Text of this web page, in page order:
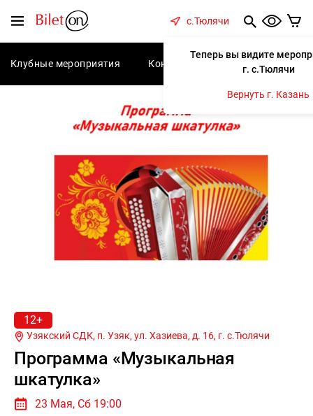
Меню
с.Тюлячи
Теперь вы видите
г. с.Тюлячи
Вернуть г. Казань
Клубные мероприятия Концерты Спектакли
12+
Узякский СДК, п. Узяк, ул. Хазиева, д. 16, г. с.Тюлячи
Программа «Музыкальная
шкатулка»
23 Мая, Сб 19:00